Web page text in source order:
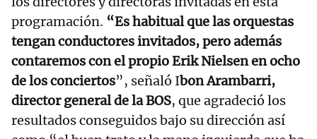
programación. “Es habitual que las orquestas
tengan conductores invitados, pero además
contaremos con el propio Erik Nielsen en ocho
de los conciertos”, señaló Ibon Arambarri,
director general de la BOS, que agradeció los
resultados conseguidos bajo su dirección así